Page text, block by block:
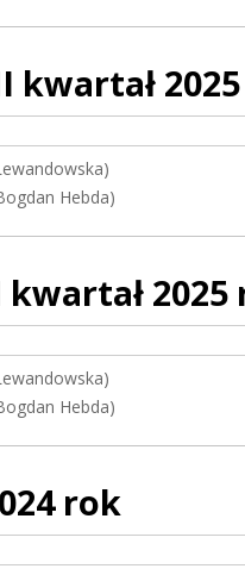
kwartał
Hebda)
2025
Hebda)
rok